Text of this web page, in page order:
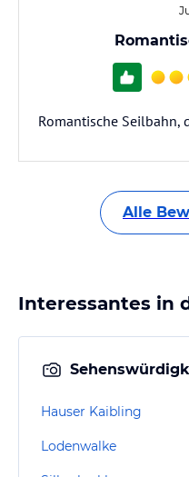
Romantische
Alle
Interessantes in
Hauser Kaibling
Lodenwalke